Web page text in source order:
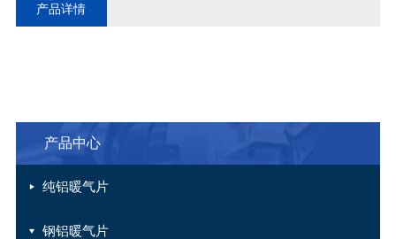
产品详情
产品中心
纯铝暖气片
钢铝暖气片